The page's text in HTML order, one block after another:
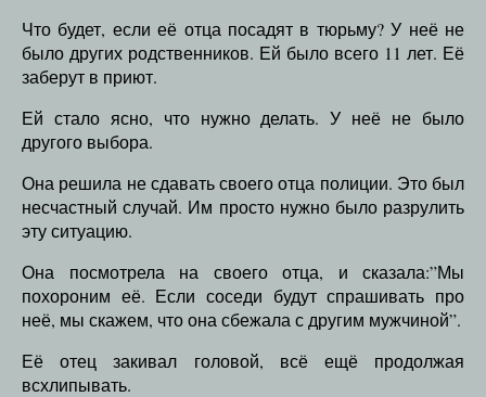
Что будет, если её отца посадят в тюрьму? У неё не
было других родственников. Ей было всего 11 лет. Её
заберут в приют.
Ей стало ясно, что нужно делать. У неё не было
другого выбора.
Она решила не сдавать своего отца полиции. Это был
несчастный случай. Им просто нужно было разрулить
эту ситуацию.
Она посмотрела на своего отца, и сказала:”Мы
похороним её. Если соседи будут спрашивать про
неё, мы скажем, что она сбежала с другим мужчиной”.
Её отец закивал головой, всё ещё продолжая
всхлипывать.